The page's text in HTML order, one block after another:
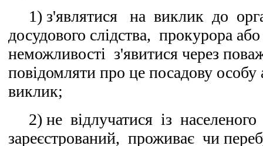
1) з'являтися на виклик до
досудового слідства, прокурора
неможливості з'явитися через
повідомляти про це посадову
виклик;
2) не відлучатися із
зареєстрований, проживає чи